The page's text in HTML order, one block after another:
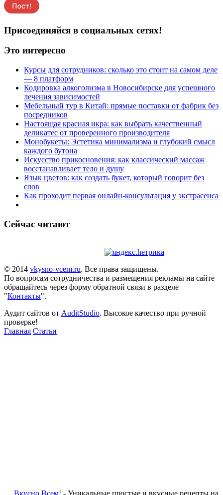
Присоединяйся в социальных сетях!
Это интересно
Курсы для сотрудников: сколько это стоит на самом деле
— 8 платформ
Кодировка алкоголизма в Новосибирске для успешного
лечения зависимостей
Мебельный тур в Китай: прямые поставки от фабрик без
посредников
Настоящая красная икра: как выбрать качественный
деликатес от проверенного производителя
Монобукеты: Эстетика минимализма и глубокий смысл
каждого бутона
Искусство прикосновения: как классический массаж
восстанавливает тело и душу
Язык цветов: как создать букет, который говорит без
слов
Как проходит первая онлайн-консультация у экстрасенса
Сейчас читают
© 2014 vkysno-vcem.ru. Все права защищены.
По вопросам сотрудничества и размещения рекламы на сайте
обращайтесь через форму обратной связи в разделе
"Контакты".
Аудит сайтов от AuditStudio. Высокое качество при ручной
проверке!
Главная Статьи
Вкусно Всем! - Уникальные простые и вкусные рецепты на